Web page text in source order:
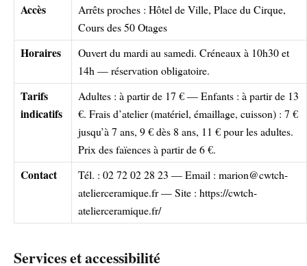
Accès
Arrêts proches : Hôtel de Ville, Place du Cirque,
Cours des 50 Otages
Horaires
Ouvert du mardi au samedi. Créneaux à 10h30 et
14h — réservation obligatoire.
Tarifs
indicatifs
Adultes : à partir de 17 € — Enfants : à partir de 13
€. Frais d’atelier (matériel, émaillage, cuisson) : 7 €
jusqu’à 7 ans, 9 € dès 8 ans, 11 € pour les adultes.
Prix des faïences à partir de 6 €.
Contact Tél. : 02 72 02 28 23 — Email : marion@cwtch-
atelierceramique.fr— Site : https://cwtch-
atelierceramique.fr/
Services et accessibilité